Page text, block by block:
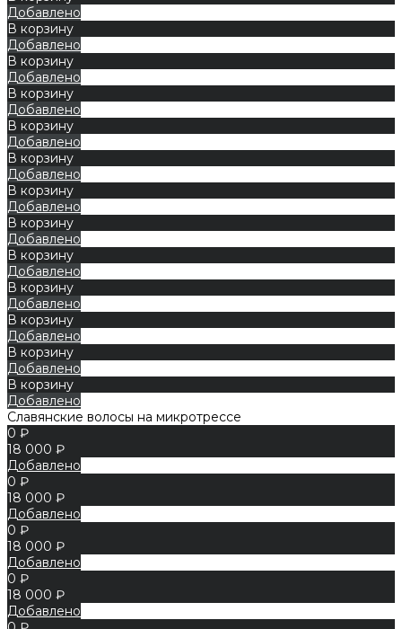
Добавлено
В корзину
Добавлено
В корзину
Добавлено
В корзину
Добавлено
В корзину
Добавлено
В корзину
Добавлено
В корзину
Добавлено
В корзину
Добавлено
В корзину
Добавлено
В корзину
Добавлено
В корзину
Добавлено
В корзину
Добавлено
В корзину
Добавлено
Славянские волосы на микротрессе
0 ₽
18 000 ₽
Добавлено
0 ₽
18 000 ₽
Добавлено
0 ₽
18 000 ₽
Добавлено
0 ₽
18 000 ₽
Добавлено